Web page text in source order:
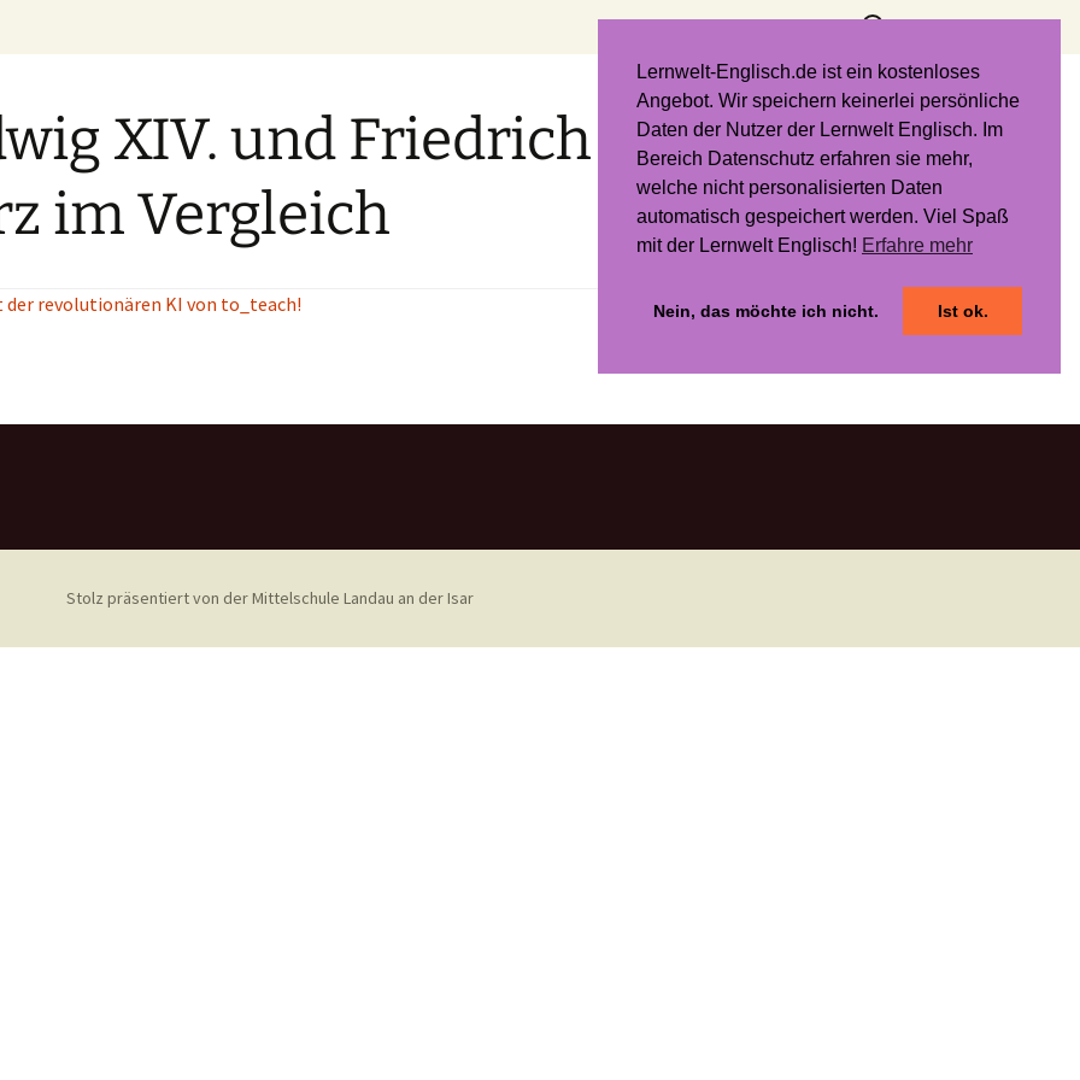
Suchen
XIV. und Friedrich
im Vergleich
revolutionären KI von to_teach!
Stolz präsentiert von der Mittelschule Landau an der Isar
Lernwelt-Englisch.de ist ein kostenloses
Angebot. Wir speichern keinerlei persönliche
Daten der Nutzer der Lernwelt Englisch. Im
Bereich Datenschutz erfahren sie mehr,
welche nicht personalisierten Daten
automatisch gespeichert werden. Viel Spaß
mit der Lernwelt Englisch! Erfahre mehr
Nein, das möchte ich nicht. Ist ok.